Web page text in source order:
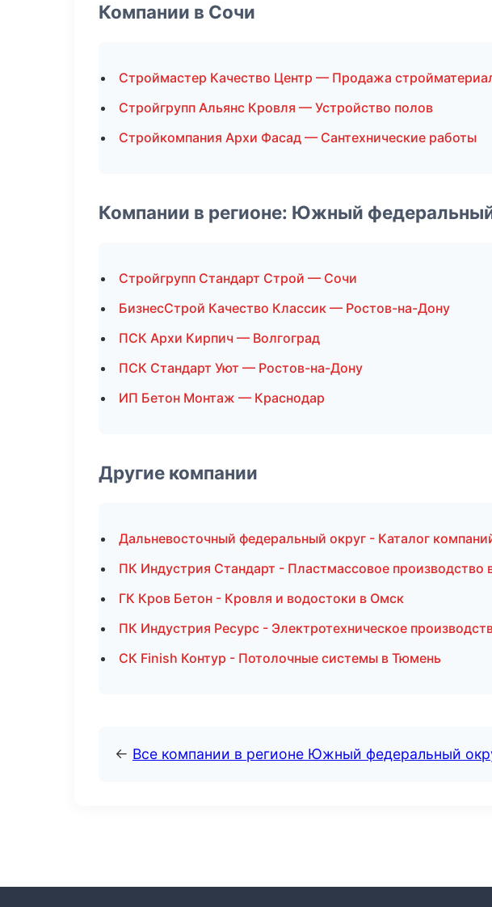
Компании в Сочи
Строймастер Качество Центр — Продажа
Стройгрупп Альянс Кровля — Устройство полов
Стройкомпания Архи Фасад — Сантехнические работы
Компании в регионе: Южный
Стройгрупп Стандарт Строй — Сочи
БизнесСтрой Качество Классик — Ростов-на-Дону
ПСК Архи Кирпич — Волгоград
ПСК Стандарт Уют — Ростов-на-Дону
ИП Бетон Монтаж — Краснодар
Другие компании
Дальневосточный федеральный округ - Каталог
ПК Индустрия Стандарт - Пластмассовое производство
ГК Кров Бетон - Кровля и водостоки в Омск
ПК Индустрия Ресурс - Электротехническое
СК Finish Контур - Потолочные системы в Тюмень
← Все компании в регионе Южный федеральный